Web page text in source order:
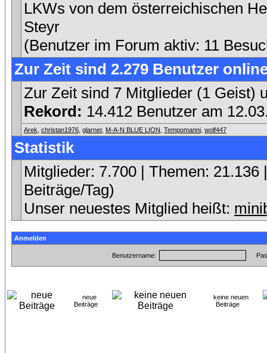
LKWs von dem österreichischen
Steyr
(Benutzer im Forum aktiv: 11
Zur Zeit sind 2.279 Benutzer
Zur Zeit sind 7 Mitglieder (1 Geist)
Rekord: 14.412 Benutzer am
Arek christan1976 glarner, M-A-N BLUE LION Tempomanni wolf447
Statistik
Mitglieder: 7.700 | Themen:
Beiträge/Tag)
Unser neuestes Mitglied heißt:
Anmelden
Benutzername:
neue
Beiträge
keine neuen
Beiträge